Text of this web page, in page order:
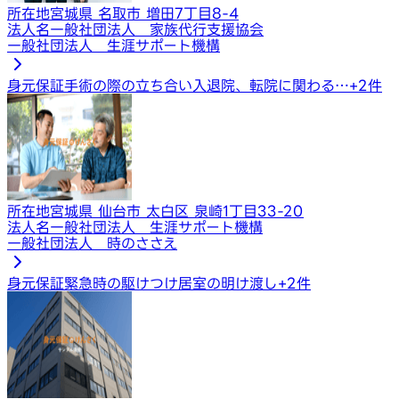
所在地宮城県 名取市 増田7丁目8-4
法人名一般社団法人 家族代行支援協会
一般社団法人 生涯サポート機構
身元保証手術の際の立ち合い 入退院、転院に関わる…+2件
所在地宮城県 仙台市 太白区 泉崎1丁目33-20
法人名一般社団法人 生涯サポート機構
一般社団法人 時のささえ
身元保証緊急時の駆けつけ居室の明け渡し+2件